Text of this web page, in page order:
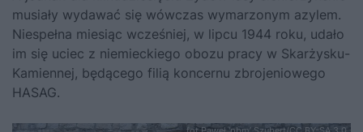
musiały wydawać się wówczas wymarzonym azylem.
Niespełna miesiąc wcześniej, w lipcu 1944 roku, udało
im się uciec z niemieckiego obozu pracy w Skarżysku-
Kamiennej, będącego filią koncernu zbrojeniowego
HASAG.